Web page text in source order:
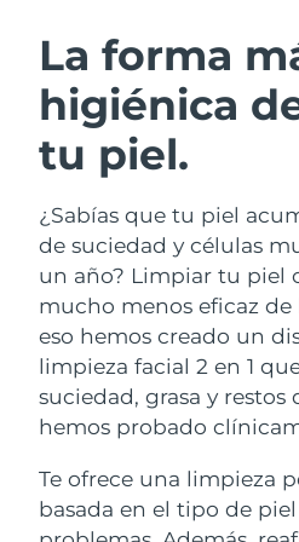
La forma
higiénica
tu piel.
¿Sabías que tu piel
de suciedad y células
un año? Limpiar tu piel
mucho menos eficaz de
eso hemos creado un
limpieza facial 2 en 1
suciedad, grasa y restos
hemos probado
Te ofrece una limpieza
basada en el tipo de
Limpieza facial
Anti-aging
LUNA™ 4
Massage, LED
LUNA™ 4
Microcurrent
BEAR™ 2 go
Microcurrent
BEAR™ 2
Hidratación
UFO™ 3
Deep facial
Near-infrared
device
issa™ 4
Hybrid silicone
Smart hybrid
TRATAMIENTO
Antiedad
Austria
Baréin
Bélgica
Bermudas
Bosnia y Herzegovina
Brunéi
Bulgaria
Canadá
Chile